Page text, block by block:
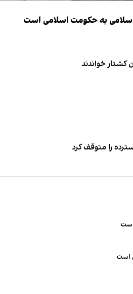
اسلامی به حکومت اسلامی است
کشتار خواندند
را متوقف کرد
است
است